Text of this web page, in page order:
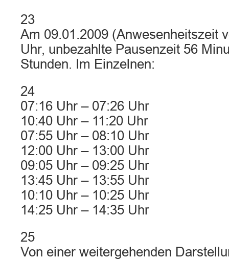
23
Am 09.01.2009 (Anwesenheitszeit
Uhr, unbezahlte Pausenzeit 56
Stunden. Im Einzelnen:
24
07:16 Uhr – 07:26 Uhr
10:40 Uhr – 11:20 Uhr
07:55 Uhr – 08:10 Uhr
12:00 Uhr – 13:00 Uhr
09:05 Uhr – 09:25 Uhr
13:45 Uhr – 13:55 Uhr
10:10 Uhr – 10:25 Uhr
14:25 Uhr – 14:35 Uhr
25
Von einer weitergehenden